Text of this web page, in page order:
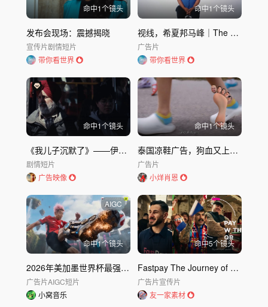
命中1个镜头
发布会现场：震撼揭晓
宣传片剧情短片
带你看世界
命中1个镜头
视线，希夏邦马峰｜The North Face极限探险
广告片
带你看世界
命中1个镜头
《我儿子沉默了》——伊恩·巴瓦导演作品
剧情短片
广告映像
命中1个镜头
泰国凉鞋广告，狗血又上头的剧情
广告片
小烊肖恩
AIGC
命中1个镜头
2026年美加墨世界杯最强AI广告_The AI Football Movie
广告片AIGC短片
小窝音乐
命中5个镜头
Fastpay The Journey of Money
广告片宣传片
友一家素材